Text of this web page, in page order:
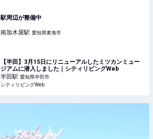
駅周辺が整備中
南加木屋駅 愛知県東海市
【半田】3月15日にリニューアルしたミツカンミュー
ジアムに潜入しました｜シティリビングWeb
半田駅 愛知県半田市
シティリビングWeb